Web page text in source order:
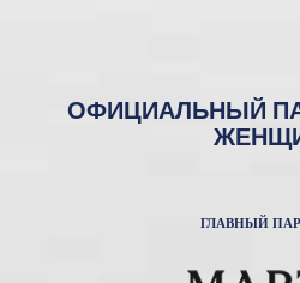
ОФИЦИАЛЬНЫЙ
ГЛАВНЫЙ